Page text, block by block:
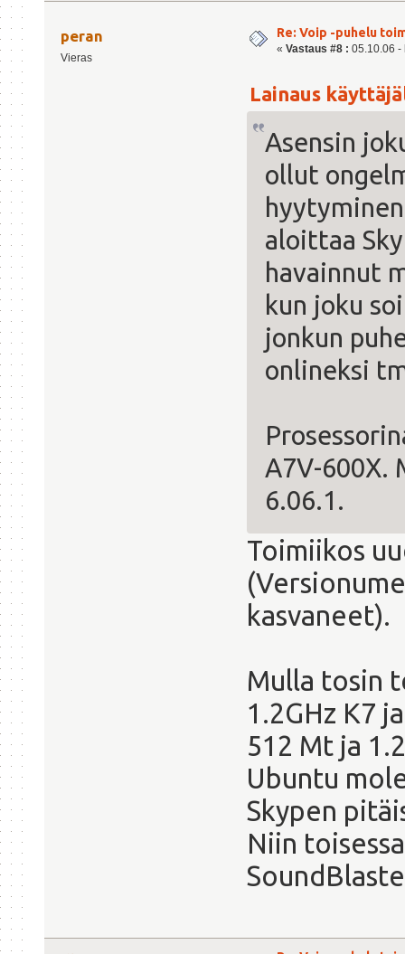
peran
Vieras
Re: Voip -puhelu
« Vastaus #8 : 05.10.06 -
Lainaus
Asensin
ollut
aloittaa
havainnut
kun joku
jonkun
onlineksi
A7V-600X.
6.06.1.
Toimiikos
kasvaneet).
Mulla tosin
1.2GHz K7
512 Mt ja
Ubuntu
Skypen
Niin